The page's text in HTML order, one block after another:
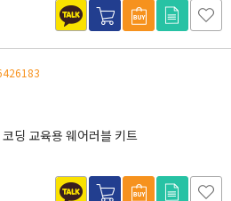
딩 교육용 웨어러블 키트